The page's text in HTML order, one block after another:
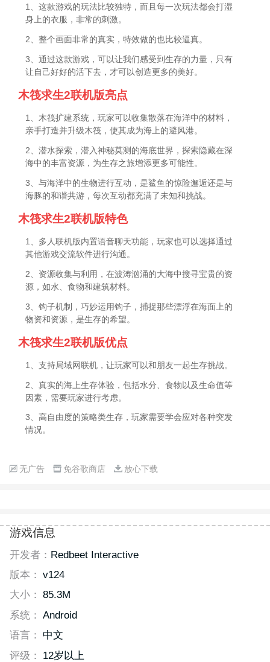
1、这款游戏的玩法比较独特，而且每一次玩法都会打湿
身上的衣服，非常的刺激。
2、整个画面非常的真实，特效做的也比较逼真。
3、通过这款游戏，可以让我们感受到生存的力量，只有
让自己好好的活下去，才可以创造更多的美好。
木筏求生2联机版亮点
1、木筏扩建系统，玩家可以收集散落在海洋中的材料，
亲手打造并升级木筏，使其成为海上的避风港。
2、潜水探索，潜入神秘莫测的海底世界，探索隐藏在深
海中的丰富资源，为生存之旅增添更多可能性。
3、与海洋中的生物进行互动，是鲨鱼的惊险邂逅还是与
海豚的和谐共游，每次互动都充满了未知和挑战。
木筏求生2联机版特色
1、多人联机版内置语音聊天功能，玩家也可以选择通过
其他游戏交流软件进行沟通。
2、资源收集与利用，在波涛汹涌的大海中搜寻宝贵的资
源，如水、食物和建筑材料。
3、钩子机制，巧妙运用钩子，捕捉那些漂浮在海面上的
物资和资源，是生存的希望。
木筏求生2联机版优点
1、支持局域网联机，让玩家可以和朋友一起生存挑战。
2、真实的海上生存体验，包括水分、食物以及生命值等
因素，需要玩家进行考虑。
3、高自由度的策略类生存，玩家需要学会应对各种突发
情况。
无广告 免谷歌商店 放心下载
游戏信息
开发者： Redbeet Interactive
版本： v124
大小： 85.3M
系统： Android
语言：
中文
评级：
12岁以上